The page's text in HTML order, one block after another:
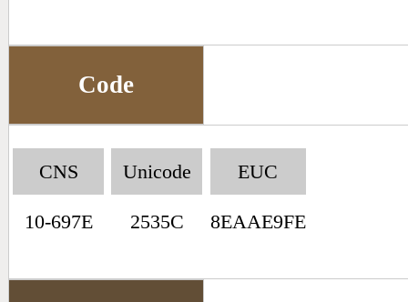
Code
CNS
10-697E
Unicode
2535C
EUC
8EAAE9FE